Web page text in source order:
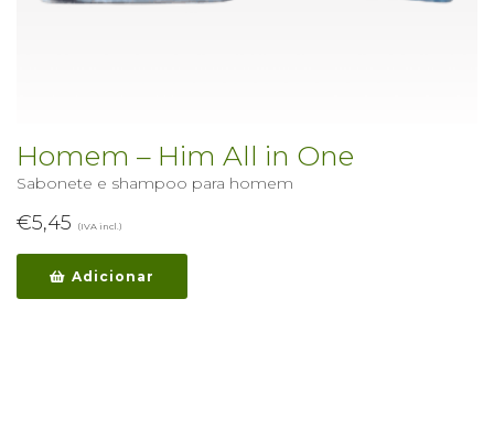
Homem – Him All in One
Sabonete e shampoo para homem
€5,45 (IVA incl.)
Adicionar